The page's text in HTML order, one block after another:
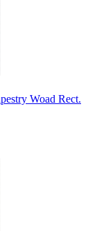
Woad Rect.